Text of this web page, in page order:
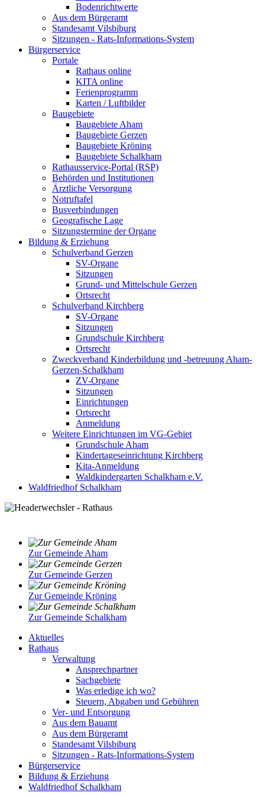
Bodenrichtwerte
Aus dem Bürgeramt
Standesamt Vilsbiburg
Sitzungen - Rats-Informations-System
Bürgerservice
Portale
Rathaus online
KITA online
Ferienprogramm
Karten / Luftbilder
Baugebiete
Baugebiete Aham
Baugebiete Gerzen
Baugebiete Kröning
Baugebiete Schalkham
Rathausservice-Portal (RSP)
Behörden und Institutionen
Ärztliche Versorgung
Notruftafel
Busverbindungen
Geografische Lage
Sitzungstermine der Organe
Bildung & Erziehung
Schulverband Gerzen
SV-Organe
Sitzungen
Grund- und Mittelschule Gerzen
Ortsrecht
Schulverband Kirchberg
SV-Organe
Sitzungen
Grundschule Kirchberg
Ortsrecht
Zweckverband Kinderbildung und -betreuung Aham-
Gerzen-Schalkham
ZV-Organe
Sitzungen
Einrichtungen
Ortsrecht
Anmeldung
Weitere Einrichtungen im VG-Gebiet
Grundschule Aham
Kindertageseinrichtung Kirchberg
Kita-Anmeldung
Waldkindergarten Schalkham e.V.
Waldfriedhof Schalkham
Zur Gemeinde Aham
Zur Gemeinde Gerzen
Zur Gemeinde Kröning
Zur Gemeinde Schalkham
Aktuelles
Rathaus
Verwaltung
Ansprechpartner
Sachgebiete
Was erledige ich wo?
Steuern, Abgaben und Gebühren
Ver- und Entsorgung
Aus dem Bauamt
Aus dem Bürgeramt
Standesamt Vilsbiburg
Sitzungen - Rats-Informations-System
Bürgerservice
Bildung & Erziehung
Waldfriedhof Schalkham